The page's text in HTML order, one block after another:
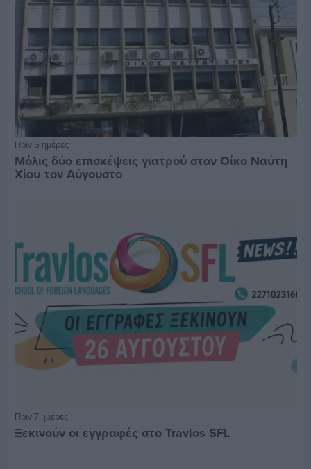
Πριν 5 ημέρες
Μόλις δύο επισκέψεις γιατρού στον Οίκο Ναύτη
Χίου τον Αύγουστο
Πριν 7 ημέρες
Ξεκινούν οι εγγραφές στο Travlos SFL